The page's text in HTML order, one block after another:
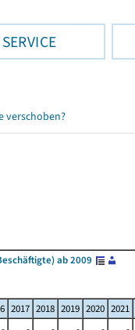
SERVICE
verschoben?
ab 2009
2017 2018 2019 2020 2021